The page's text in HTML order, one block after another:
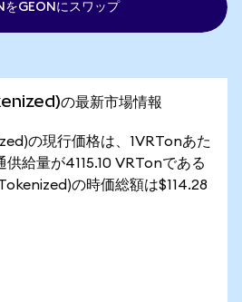
をGEONにスワップ
の最新市場情報
の現行価格は、1VRTonあた
供給量が4115.10 VRTonである
の時価総額は$114.28